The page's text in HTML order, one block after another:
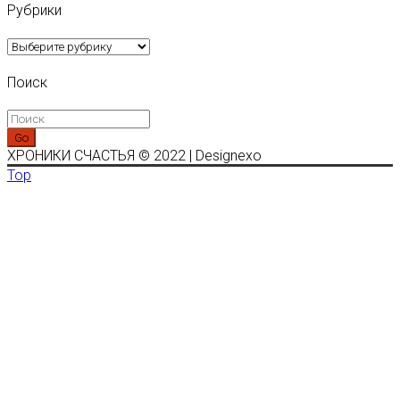
Рубрики
Рубрики
Поиск
Go
ХРОНИКИ СЧАСТЬЯ © 2022 | Designexo
Top